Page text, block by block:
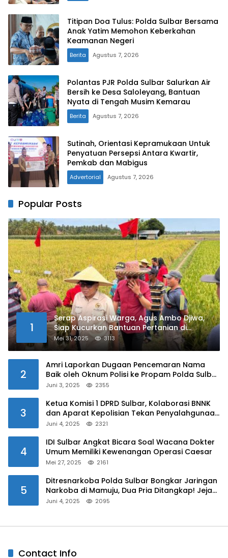
Titipan Doa Tulus: Polda Sulbar Bersama
Anak Yatim Memohon Keberkahan
Keamanan Negeri
Berita Agustus 7, 2026
Polantas PJR Polda Sulbar Salurkan Air
Bersih ke Desa Saloleyang, Bantuan
Nyata di Tengah Musim Kemarau
Berita Agustus 7, 2026
Sutinah, Orientasi Kepramukaan Untuk
Penyatuan Persepsi Antara Kwartir,
Pemkab dan Mabigus
Advertorial Agustus 7, 2026
Popular Posts
1
Serap Aspirasi Warga, Agus Ambo Djiwa,
Siap Kucurkan Bantuan Pertanian di
Kalukku
Mei 31, 2025 3113
2
Amri Laporkan Dugaan Pencemaran Nama
Baik oleh Oknum Polisi ke Propam Polda Sulbar
Juni 3, 2025 2355
3
Ketua Komisi 1 DPRD Sulbar, Kolaborasi BNNK
dan Aparat Kepolisian Tekan Penyalahgunaan
Juni 4, 2025 2321
4
IDI Sulbar Angkat Bicara Soal Wacana Dokter
Umum Memiliki Kewenangan Operasi Caesar
Mei 27, 2025 2161
5
Ditresnarkoba Polda Sulbar Bongkar Jaringan
Narkoba di Mamuju, Dua Pria Ditangkap! Jejak
Juni 4, 2025 2095
Contact Info